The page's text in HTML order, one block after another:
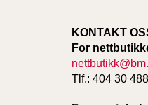
KONTAKT
For
Tlf.: 404 30